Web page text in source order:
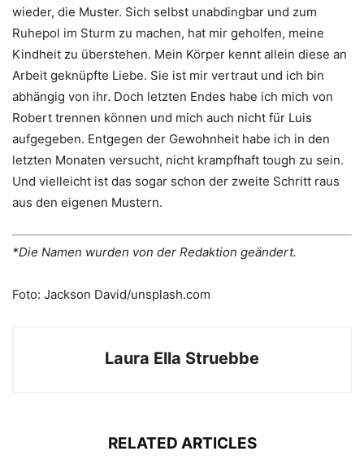
wieder, die Muster. Sich selbst unabdingbar und zum
Ruhepol im Sturm zu machen, hat mir geholfen, meine
Kindheit zu überstehen. Mein Körper kennt allein diese an
Arbeit geknüpfte Liebe. Sie ist mir vertraut und ich bin
abhängig von ihr. Doch letzten Endes habe ich mich von
Robert trennen können und mich auch nicht für Luis
aufgegeben. Entgegen der Gewohnheit habe ich in den
letzten Monaten versucht, nicht krampfhaft tough zu sein.
Und vielleicht ist das sogar schon der zweite Schritt raus
aus den eigenen Mustern.
*Die Namen wurden von der Redaktion geändert.
Foto: Jackson David/unsplash.com
Laura Ella Struebbe
RELATED ARTICLES